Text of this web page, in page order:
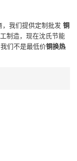
，我们提供定制批发铜
制造，现在沈氏节能
们不是最低价铜换热